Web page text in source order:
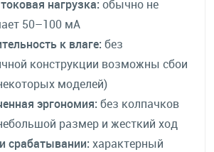
нагрузка: обычно не
50–100 мА
к влаге: без
конструкции возможны сбои
моделей)
эргономия: без колпачков
размер и жесткий ход
срабатывании: характерный